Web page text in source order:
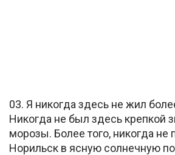
03. Я никогда здесь не жил
Никогда не был здесь крепкой
морозы. Более того, никогда не
Норильск в ясную солнечную